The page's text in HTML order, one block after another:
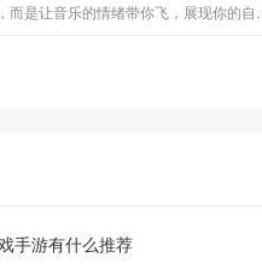
而是让音乐的情绪带你飞，展现你的自信
手游有什么推荐